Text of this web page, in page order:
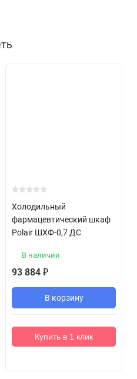
Холодильный
фармацевтический шкаф
Polair ШХФ-0,7 ДС
В наличии
93 884 ₽
В корзину
Купить в 1 клик